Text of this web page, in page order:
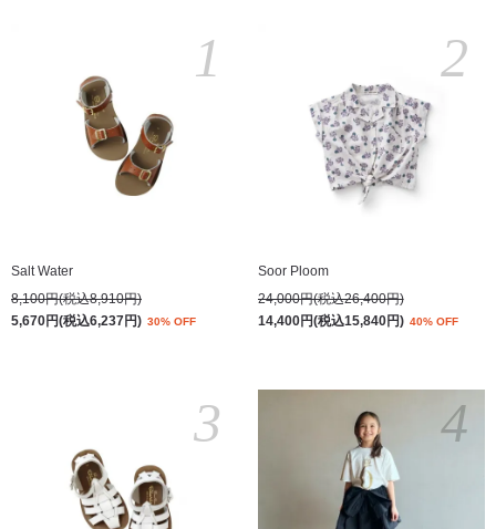
Salt Water
8,100円(税込8,910円)
5,670円(税込6,237円) 30% OFF
1
Soor Ploom
24,000円(税込26,400円)
14,400円(税込15,840円) 40% OFF
2
3 4